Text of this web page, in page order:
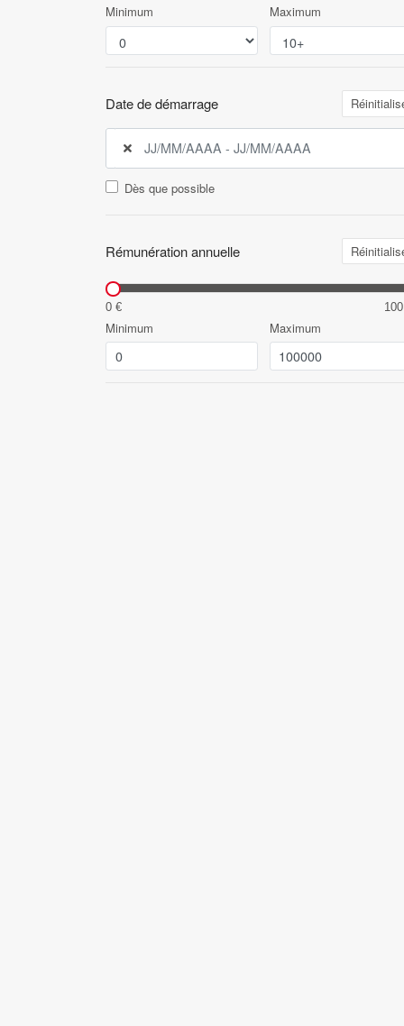
Minimum Maximum
Date de démarrage
Dès que possible
Rémunération annuelle
0 €
Minimum Maximum